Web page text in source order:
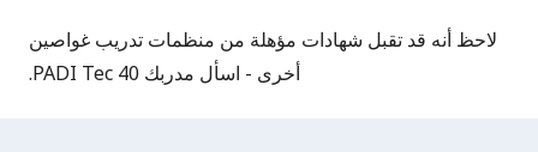
لاحظ أنه قد تقبل شهادات مؤهلة من منظمات تدريب غواصين
أخرى - اسأل مدربك PADI Tec 40.